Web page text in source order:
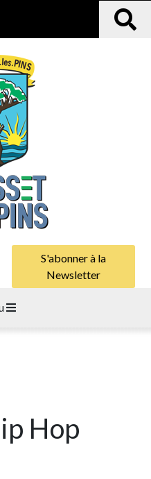
S'abonner à la
Newsletter
Hop